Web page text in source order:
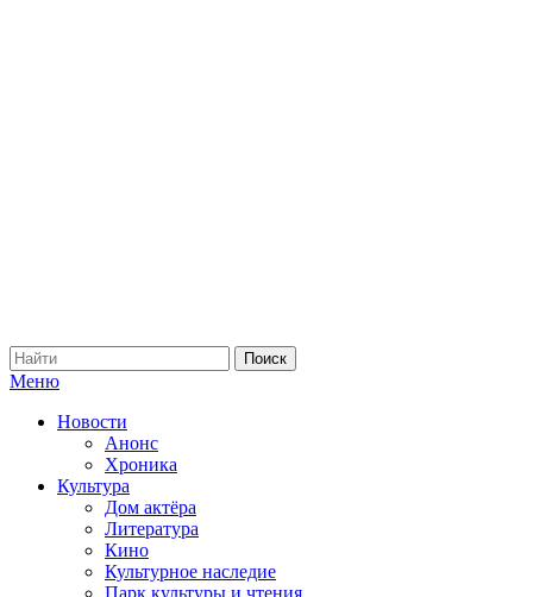
Меню
Новости
Анонс
Хроника
Культура
Дом актёра
Литература
Кино
Культурное наследие